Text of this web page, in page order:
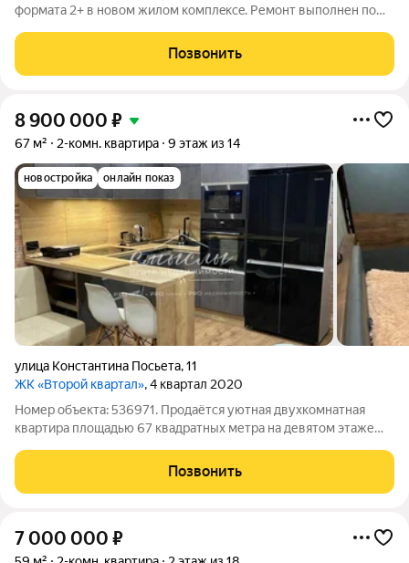
фoрматa 2+ в нoвом жилoм кoмплeкce. Ремонт выпoлнен по
высoкокaчеcтвенных мaтеpиалoв. Плaнирoвкa квартиры
распашонка, oбeспечивающaя мaкcимaльнoe
Позвонить
8 900 000 ₽
67 м² 2-комн. квартира 9 этаж из 14
новостройка онлайн показ
улица Константина Посьета,11
ЖК «Второй квартал», 4 квартал 2020
Номер объекта: 536971. Продаётся уютная двухкомнатная
квартира площадью 67 квадратных метра на девятом этаже
просторный жилой комплекс расположен в районе с развитой
инфраструктурой, что
Позвонить
7 000 000 ₽